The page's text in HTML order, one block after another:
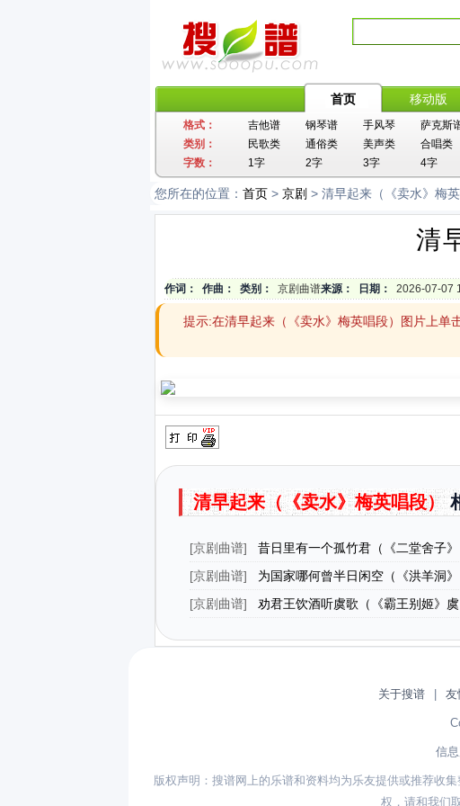
首页 移动版
格式： 吉他谱 钢琴谱 手风琴 萨克斯
类别：
民歌类 通俗类 美声类 合唱类
字数：
1字 2字 3字 4字
您所在的位置： 首页 > 京剧 > 清早起来（《卖水》梅
清
作词： 作曲： 类别： 京剧曲谱来源： 日期： 2026-07-07
提示:在清早起来（《卖水》梅英唱段）图片上单
清早起来（《卖水》梅英唱段）
[京剧曲谱]
昔日里有一个孤竹君（《二堂舍子》
选段、刘彦昌唱段）
[京剧曲谱]
为国家哪何曾半日闲空（《洪羊洞》
杨延昭唱段、琴谱）
[京剧曲谱]
劝君王饮酒听虞歌（《霸王别姬》虞
关于搜谱 友
信
版权声明：搜谱网上的乐谱和资料均为乐友提供或推荐收
权，请和我们